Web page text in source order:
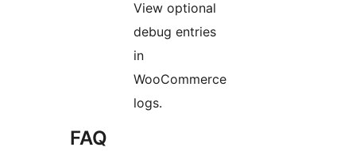
View optional
debug entries
in
WooCommerce
logs.
FAQ